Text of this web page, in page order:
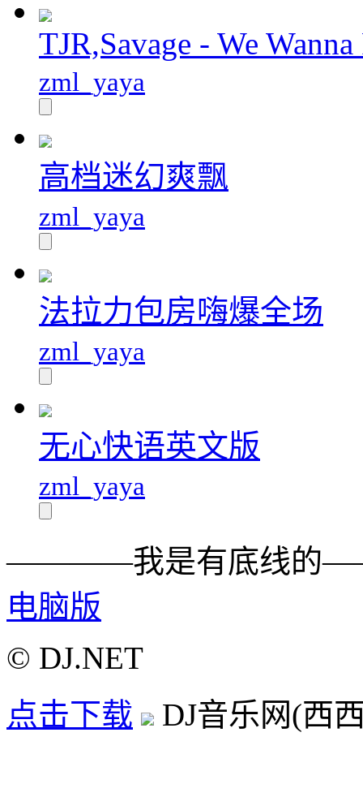
TJR,Savage - We
zml_yaya
高档迷幻爽飘
zml_yaya
法拉力包房嗨爆全场
zml_yaya
无心快语英文版
zml_yaya
————我是有底线
电脑版
© DJ.NET
点击下载
DJ音乐网(西